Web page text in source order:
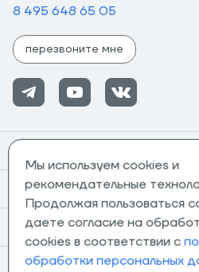
8 495 648 65 05
перезвоните мне
Информация
О компании
Магазины
Мы используем cookies и
рекомендательные
Продолжая пользоваться
даете согласие на
cookies в соответствии с
обработки персональных